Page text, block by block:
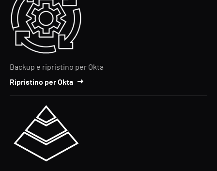
Backup e ripristino per Okta
Ripristino per Okta